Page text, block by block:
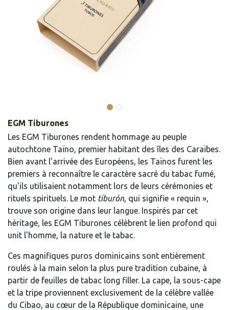
EGM Tiburones
Les EGM Tiburones rendent hommage au peuple
autochtone Taïno, premier habitant des îles des Caraïbes.
Bien avant l'arrivée des Européens, les Taïnos furent les
premiers à reconnaître le caractère sacré du tabac fumé,
qu'ils utilisaient notamment lors de leurs cérémonies et
rituels spirituels. Le mot tiburón, qui signifie « requin »,
trouve son origine dans leur langue. Inspirés par cet
héritage, les EGM Tiburones célèbrent le lien profond qui
unit l'homme, la nature et le tabac.
Ces magnifiques puros dominicains sont entièrement
roulés à la main selon la plus pure tradition cubaine, à
partir de feuilles de tabac long filler. La cape, la sous-cape
et la tripe proviennent exclusivement de la célèbre vallée
du Cibao, au cœur de la République dominicaine, une